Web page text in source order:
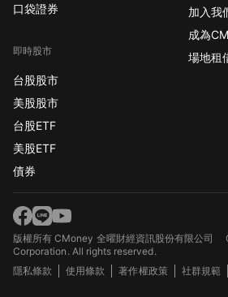
口袋證券
即時股市
台股股市
美股股市
台股ETF
美股ETF
債券
加入我
成為
場地租
版權所有 CMoney 全曜財經資訊股份有限公司
Corporation. All rights reserved.
隱私條款
使用條款 著作權政策 社群規範